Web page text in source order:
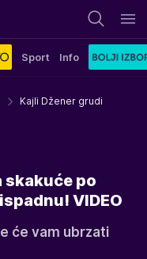
Sport Info
Kajli Džener grudi
skakuće po
VIDEO
će vam ubrzati